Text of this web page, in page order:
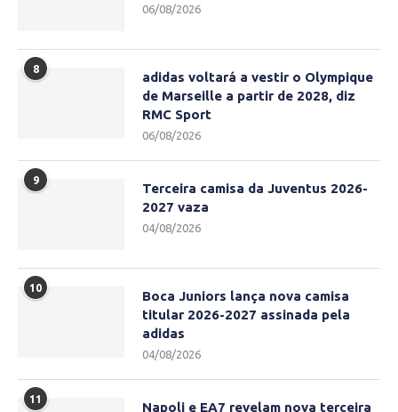
06/08/2026
8
adidas voltará a vestir o Olympique
de Marseille a partir de 2028, diz
RMC Sport
06/08/2026
9
Terceira camisa da Juventus 2026-
2027 vaza
04/08/2026
10
Boca Juniors lança nova camisa
titular 2026-2027 assinada pela
adidas
04/08/2026
11
Napoli e EA7 revelam nova terceira